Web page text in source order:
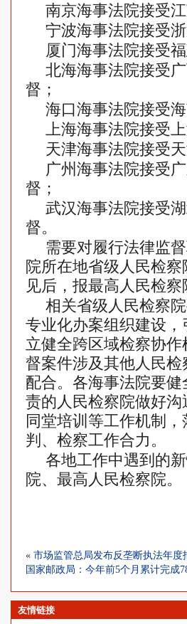
南京海事法院接受
宁波海事法院接受
厦门海事法院接受
北海海事法院接受
督；
海口海事法院接受
上海海事法院接受
天津海事法院接受
广州海事法院接受
督；
武汉海事法院接受
督。
需要对履行法律监
院所在地省级人民检
见后，报最高人民检
相关省级人民检察
专业化办案组织建设
立健全跨区域检察协
督案件涉及其他人民
配合。各海事法院要
责的人民检察院做好
同堂培训等工作机制
判、检察工作合力。
各地工作中遇到的
院、最高人民检察院。
« 市场监管总局发布反垄断执法年
国家邮政局：今年前5个月累计完成
友情链接